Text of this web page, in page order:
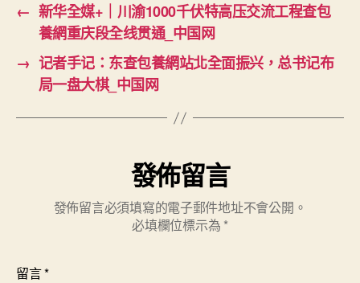
← 新华全媒+｜川渝1000千伏特高压交流工程查包
養網重庆段全线贯通_中国网
→ 记者手记：东查包養網站北全面振兴，总书记布
局一盘大棋_中国网
發佈留言
發佈留言必須填寫的電子郵件地址不會公開。
必填欄位標示為 *
留言*